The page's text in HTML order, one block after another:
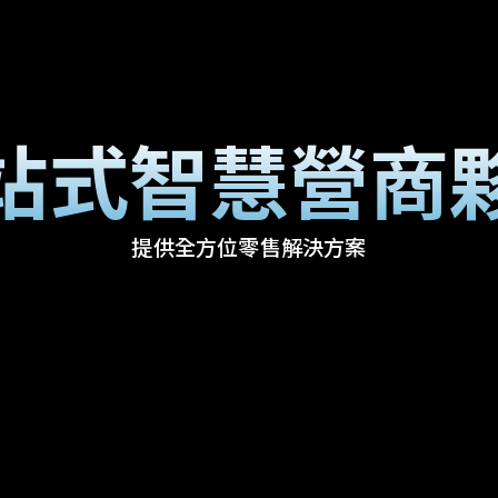
式智慧營商
提供全方位零售解決方案